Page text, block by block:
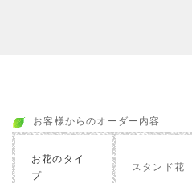
お客様からのオーダー内容
お花のタイ
プ
スタンド花